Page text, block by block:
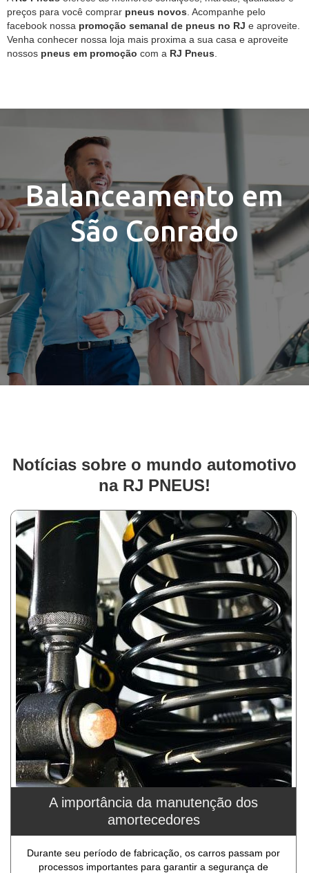
preços para você comprar pneus novos . Acompanhe pelo
facebook nossa promoção semanal de pneus no RJ e aproveite.
Venha conhecer nossa loja mais proxima a sua casa e aproveite
nossos pneus em promoção com a RJ Pneus
Balanceamento em
São Conrado
Notícias sobre o mundo automotivo
na RJ PNEUS!
A importância da manutenção dos
amortecedores
Durante seu período de fabricação, os carros passam por
processos importantes para garantir a segurança de